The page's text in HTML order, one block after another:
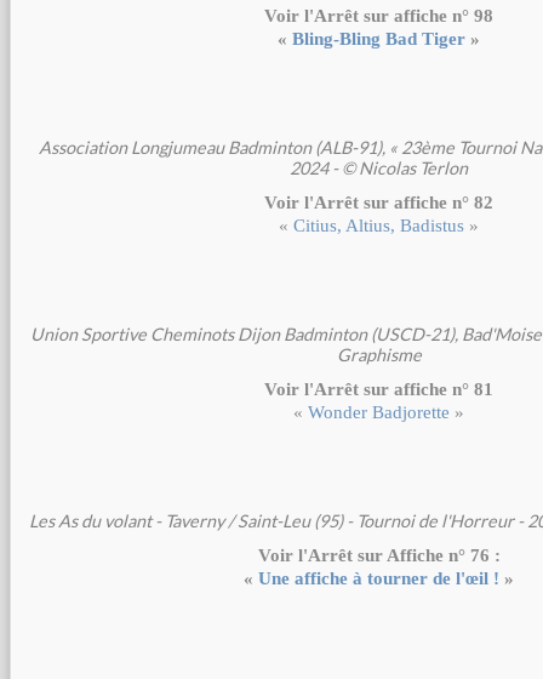
Voir l'Arrêt sur affiche n° 98
«Bling-Bling Bad Tiger »
Association Longjumeau Badminton (ALB-91), « 23ème Tournoi
2024 - © Nicolas Terlon
Voir l'Arrêt sur affiche n° 82
«Citius, Altius, Badistus »
Union Sportive Cheminots Dijon Badminton (USCD-21),
Graphisme
Voir l'Arrêt sur affiche n° 81
«Wonder Badjorette »
Les As du volant - Taverny / Saint-Leu (95) - Tournoi de l'Horreur -
Voir l'Arrêt sur Affiche n° 76 :
«Une affiche à tourner de l'œil ! »